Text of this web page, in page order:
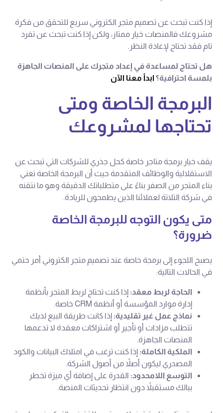
إذا كنت تبحث عن تصميم متجر الكتروني سريع للتحقق من فكرة
مشروعك فالمنصات خيار ممتاز، ولكن إذا كنت تبحث عن تفرد
تام فقد تحتاج لإعادة النظر.
هل تحتاج لمساعدة في إعداد متجرك على المنصات الجاهزة
بلمسة احترافية؟ ابدأ معنا الآن
البرمجة الخاصة ومتى
تحتاجها لمشروعك
يقف خيار برمجة متاجر خاصة كحل جذري للشركات التي تبحث عن
الاستقلالية والوظائف المتقدمة حيث أن البرمجة الخاصة تعني
بناء المتجر من الصفر بناءً على متطلباتك الدقيقة وهو ما نتقنه
في شركة التلاتة لعملائنا الذين يطمحون للريادة.
متى يكون التوجه للبرمجة الخاصة
ضرورة؟
يصبح اللجوء إلى برمجة خاصة عند تصميم متجر الكتروني أمر حتمي
في الحالات التالية:
الحاجة لربط معقد: إذا كنت تحتاج لربط المتجر بأنظمة
إدارة موارد المؤسسة أو أنظمة CRM خاصة.
نماذج عمل غير تقليدية: إذا كانت طريقة البيع لديك
تتطلب مزادات أو تأجير أو اشتراكات معقدة لا تدعمها
المنصات الجاهزة.
الملكية الكاملة: إذا كنت ترغب في امتلاك البيانات والكود
المصدري ليكون أصلاً من أصول الشركة.
التوسع اللامحدود: القدرة على إضافة أي ميزة تخطر
ببالك مستقبلاً دون انتظار تحديثات المنصة.